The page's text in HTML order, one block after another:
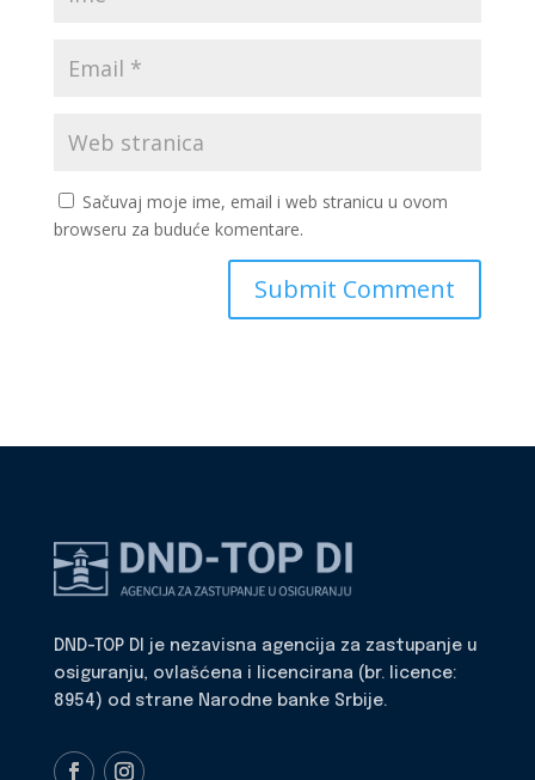
Sačuvaj moje ime, email i web stranicu u ovom
browseru za buduće komentare.
DND-TOP DI je nezavisna agencija za zastupanje u
osiguranju, ovlašćena i licencirana (br. licence:
8954) od strane Narodne banke Srbije.